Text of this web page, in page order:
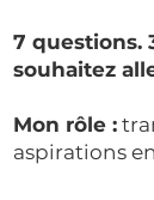
7 questions.
souhaitez
Mon rôle :
aspirations